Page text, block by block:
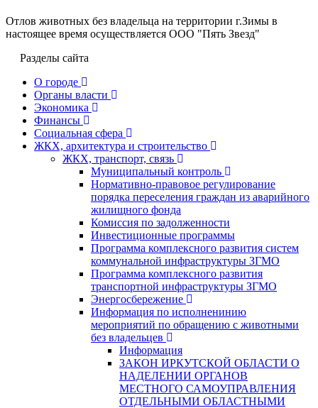
Отлов животных без владельца на территории г.Зимы в
настоящее время осуществляется ООО "Пять Звезд"
Разделы сайта
О городе
Органы власти
Экономика
Финансы
Социальная сфера
ЖКХ, архитектура и строительство
ЖКХ, транспорт, связь
Муниципальный контроль
Нормативно-правовое регулирование
порядка переселения граждан из аварийного
жилищного фонда
Комиссия по задолженности
Инвестиционные программы
Программа комплексного развития систем
коммунальной инфраструктуры ЗГМО
Программа комплексного развития
транспортной инфраструктуры ЗГМО
Энергосбережение
Информация по исполненинию
мероприятий по обращению с животными
без владельцев
Информация
ЗАКОН ИРКУТСКОЙ ОБЛАСТИ О
НАДЕЛЕНИИ ОРГАНОВ
МЕСТНОГО САМОУПРАВЛЕНИЯ
ОТДЕЛЬНЫМИ ОБЛАСТНЫМИ